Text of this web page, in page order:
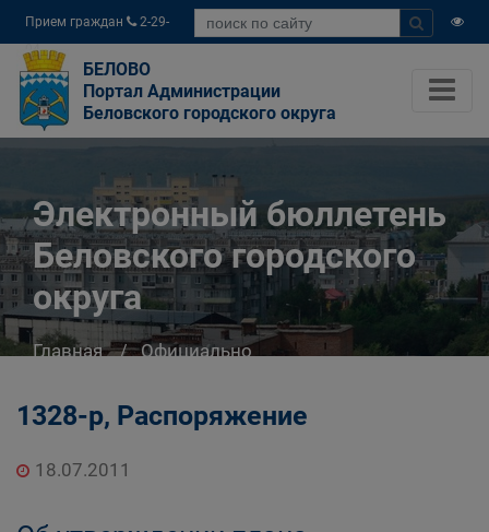
Прием граждан
2-29-
04
БЕЛОВО
Портал Администрации
Беловского городского округа
Электронный бюллетень
Беловского городского
округа
Главная
Официально
городского округа
1328-р, Распоряжение
18.07.2011